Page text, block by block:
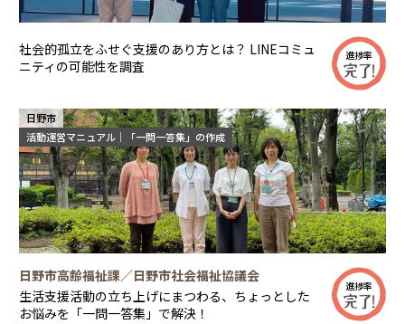
社会的孤立をふせぐ支援のあり方とは？ LINEコミュ
ニティの可能性を調査
進捗率
日野市
活動運営マニュアル｜「一問一答集」の作成
日野市高齢福祉課／日野市社会福祉協議会
生活支援活動の立ち上げにまつわる、ちょっとした
お悩みを「一問一答集」で解決！
進捗率